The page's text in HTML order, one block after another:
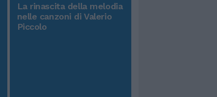
La rinascita della melodia
nelle canzoni di Valerio
Piccolo